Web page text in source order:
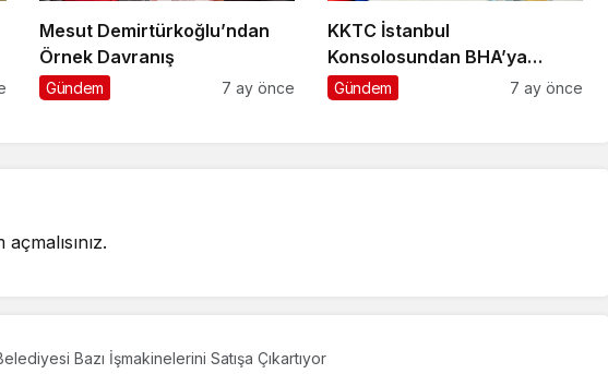
Mesut Demirtürkoğlu’ndan
Örnek Davranış
Gündem 7 ay önce
KKTC İstanbul
Konsolosundan BHA’ya
Ziyaret
Gündem 7 ay önce
.
Bazı İşmakinelerini Satışa Çıkartıyor